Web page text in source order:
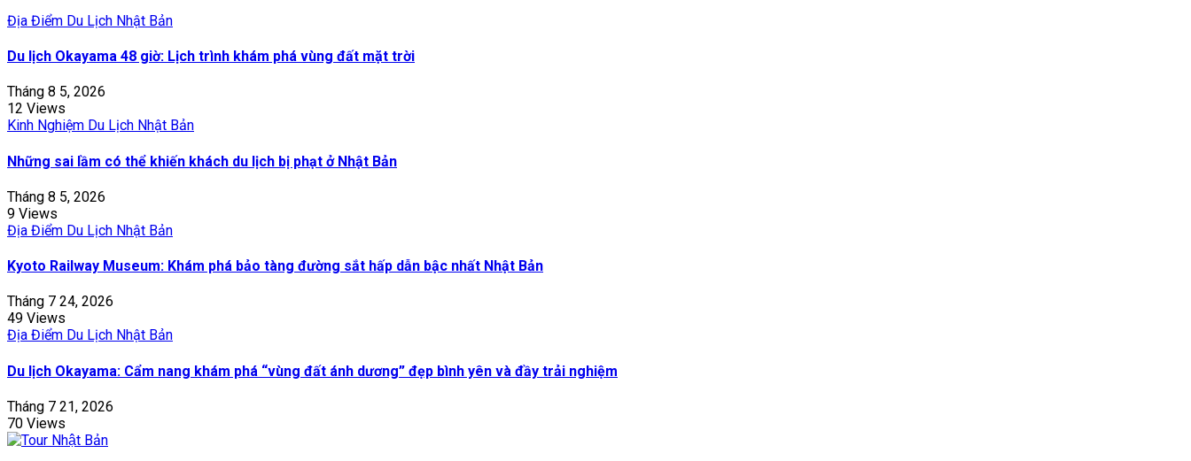
Địa Điểm Du Lịch Nhật Bản
Du lịch Okayama 48 giờ: Lịch trình khám phá vùng đất mặt trời
Tháng 8 5, 2026
12 Views
Kinh Nghiệm Du Lịch Nhật Bản
Những sai lầm có thể khiến khách du lịch bị phạt ở Nhật Bản
Tháng 8 5, 2026
9 Views
Địa Điểm Du Lịch Nhật Bản
Kyoto Railway Museum: Khám phá bảo tàng đường sắt hấp dẫn bậc nhất Nhật Bản
Tháng 7 24, 2026
49 Views
Địa Điểm Du Lịch Nhật Bản
Du lịch Okayama: Cẩm nang khám phá “vùng đất ánh dương” đẹp bình yên và đầy trải nghiệm
Tháng 7 21, 2026
70 Views